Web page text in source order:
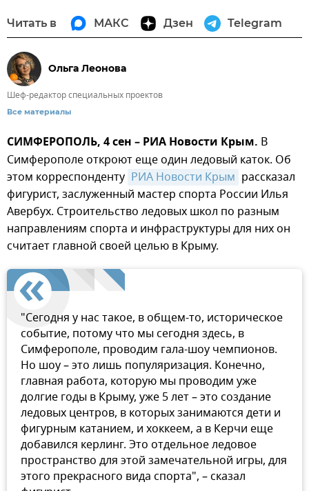
Читать в МАКС Дзен Telegram
Ольга Леонова
Шеф-редактор специальных проектов
Все материалы
СИМФЕРОПОЛЬ, 4 сен – РИА Новости Крым. В
Симферополе откроют еще один ледовый каток. Об
этом корреспонденту РИА Новости Крым рассказал
фигурист, заслуженный мастер спорта России Илья
Авербух. Строительство ледовых школ по разным
направлениям спорта и инфраструктуры для них он
считает главной своей целью в Крыму.
"Сегодня у нас такое, в общем-то, историческое
событие, потому что мы сегодня здесь, в
Симферополе, проводим гала-шоу чемпионов.
Но шоу – это лишь популяризация. Конечно,
главная работа, которую мы проводим уже
долгие годы в Крыму, уже 5 лет – это создание
ледовых центров, в которых занимаются дети и
фигурным катанием, и хоккеем, а в Керчи еще
добавился керлинг. Это отдельное ледовое
пространство для этой замечательной игры, для
этого прекрасного вида спорта", – сказал